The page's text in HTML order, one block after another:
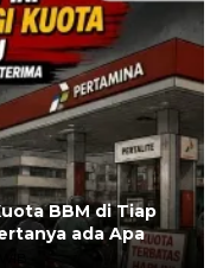
BBM di Tiap
ada Apa